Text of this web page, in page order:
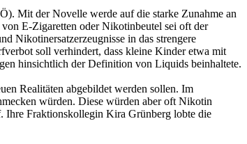
Mit der Novelle werde auf die starke Zunahme an
E-Zigaretten oder Nikotinbeutel sei oft der
Nikotinersatzerzeugnisse in das strengere
soll verhindert, dass kleine Kinder etwa mit
hinsichtlich der Definition von Liquids beinhaltete.
Realitäten abgebildet werden sollen. Im
würden. Diese würden aber oft Nikotin
Ihre Fraktionskollegin Kira Grünberg lobte die